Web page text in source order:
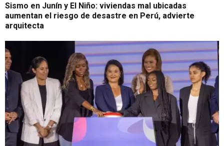
Sismo en Junín y El Niño: viviendas mal ubicadas
aumentan el riesgo de desastre en Perú, advierte
arquitecta